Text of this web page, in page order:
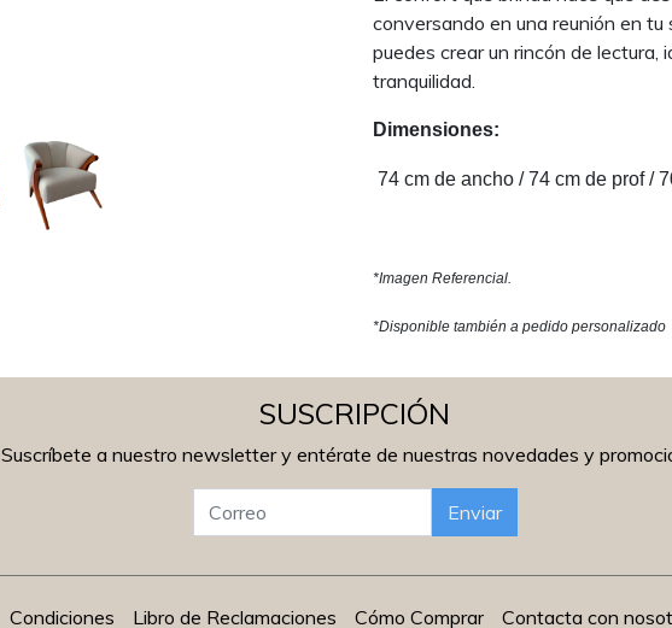
conversando en una reunión en
puedes crear un rincón de
tranquilidad.
Dimensiones:
74 cm de ancho / 74 cm de prof /
*Imagen Referencial.
*Disponible también a pedido personalizado
SUSCRIPCIÓN
Suscríbete a nuestro newsletter y entérate de nuestras novedades y
Enviar
Condiciones Libro de Reclamaciones Cómo Comprar Contacta con